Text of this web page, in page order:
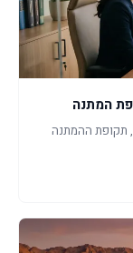
הסדרת מעמד התושבות בביטוח הלאומי, טופס 628, תקופת ההמתנה